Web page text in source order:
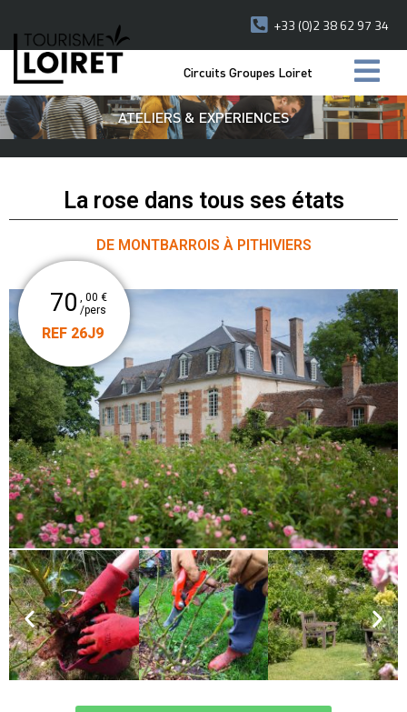
+33 (0)2 38 62 97 34
Circuits Groupes Loiret
ATELIERS & EXPERIENCES
La rose dans tous ses états
DE MONTBARROIS À PITHIVIERS
REF 26J9
70 , 00 €
/pers